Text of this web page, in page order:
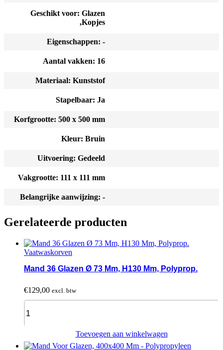
Geschikt voor: Glazen
,Kopjes
Eigenschappen: -
Aantal vakken: 16
Materiaal: Kunststof
Stapelbaar: Ja
Korfgrootte: 500 x 500 mm
Kleur: Bruin
Uitvoering: Gedeeld
Vakgrootte: 111 x 111 mm
Belangrijke aanwijzing: -
Gerelateerde producten
Vaatwaskorven
Mand 36 Glazen Ø 73 Mm, H130 Mm, Polyprop.
€129,00 excl. btw
36
73
Toevoegen aan winkelwagen